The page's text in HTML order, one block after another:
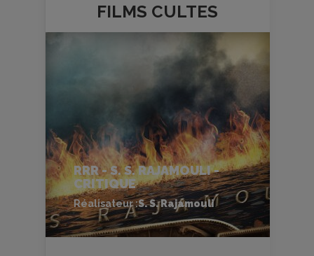
FILMS CULTES
RRR - S. S. RAJAMOULI -
CRITIQUE
Réalisateur :S. S. Rajamouli